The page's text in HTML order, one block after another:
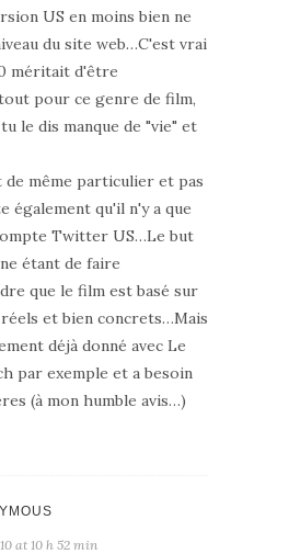
US en moins bien ne
du site web…C'est vrai
méritait d'être
pour ce genre de film,
le dis manque de "vie" et
même particulier et pas
également qu'il n'y a que
Twitter US…Le but
étant de faire
que le film est basé sur
et bien concrets…Mais
déjà donné avec Le
par exemple et a besoin
(à mon humble avis…)
at 10 h 52 min